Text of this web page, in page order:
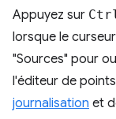
Appuyez sur Ctrl
lorsque le
"Sources" pour
l'éditeur de
journalisation et